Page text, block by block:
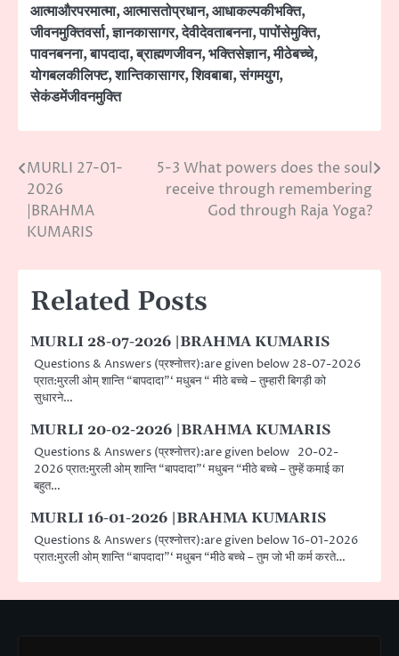
आत्माऔरपरमात्मा,आत्मासतोप्रधान,आधाकल्पकीभक्ति,
जीवनमुक्तिवर्सा,ज्ञानकासागर,देवीदेवताबनना,पापोंसेमुक्ति,
पावनबनना,बापदादा,ब्राह्मणजीवन,भक्तिसेज्ञान,मीठेबच्चे,
योगबलकीलिफ्ट,शान्तिकासागर,शिवबाबा,संगमयुग,
सेकंडमेंजीवनमुक्ति
Post
navigation
MURLI 27-01-
2026
|BRAHMA
KUMARIS
5-3 What powers does the soul
receive through remembering
God through Raja Yoga?
Related Posts
MURLI 28-07-2026 |BRAHMA KUMARIS
Questions & Answers (प्रश्नोत्तर):are given below 28-07-2026
प्रात:मुरली ओम् शान्ति “बापदादा”‘ मधुबन “ मीठे बच्चे – तुम्हारी बिगड़ी को
सुधारने…
MURLI 20-02-2026 |BRAHMA KUMARIS
Questions & Answers (प्रश्नोत्तर):are given below 20-02-
2026 प्रात:मुरली ओम् शान्ति “बापदादा”‘ मधुबन “मीठे बच्चे – तुम्हें कमाई का
बहुत…
MURLI 16-01-2026 |BRAHMA KUMARIS
Questions & Answers (प्रश्नोत्तर):are given below 16-01-2026
प्रात:मुरली ओम् शान्ति “बापदादा”‘ मधुबन “मीठे बच्चे – तुम जो भी कर्म करते…